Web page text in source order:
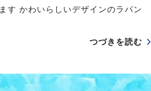
す かわいらしいデザインのラパン
つづきを読む